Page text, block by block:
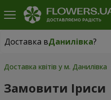
Доставка вДанилівка?
Доставка вДанилівка|
Доставка квітів у м. Данилівка
Замовити Іриси